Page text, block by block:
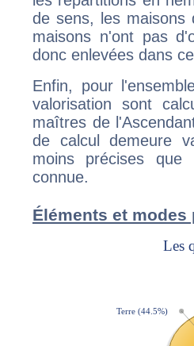
de sens, les maisons
maisons n'ont pas
donc enlevées dans
Enfin, pour
valorisation sont
maîtres de
de calcul demeure
moins précises que
connue.
Éléments et